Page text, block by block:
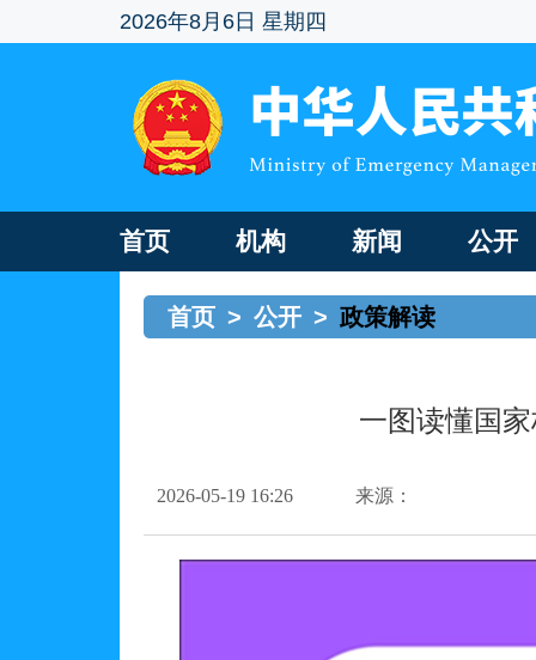
2026年8月6日 星期四
首页 机构 新闻 公开
首页 > 公开 > 政策解读
一图读懂国
2026-05-19 16:26 来源：